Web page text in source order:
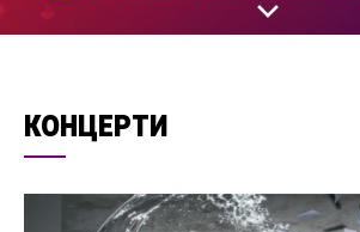
КОНЦЕРТИ